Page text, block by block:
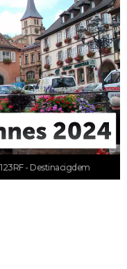
- Destinacigdem